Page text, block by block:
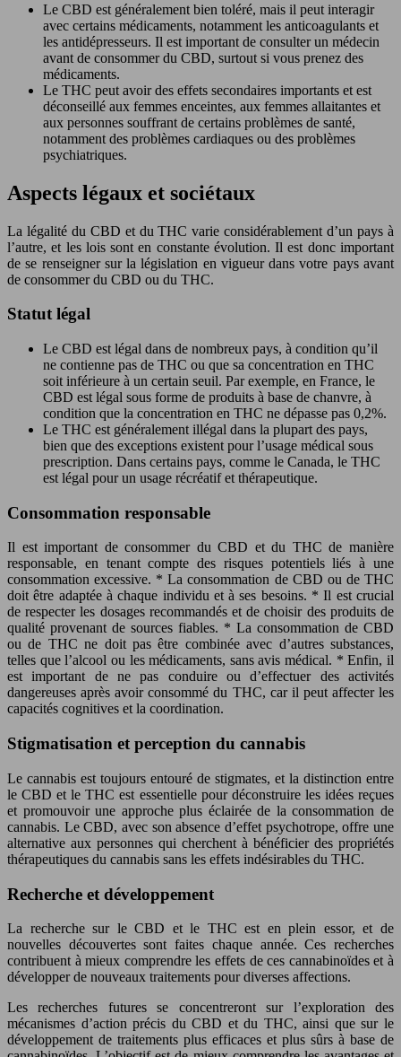
Le CBD est généralement bien toléré, mais il peut interagir
avec certains médicaments, notamment les anticoagulants et
les antidépresseurs. Il est important de consulter un médecin
avant de consommer du CBD, surtout si vous prenez des
médicaments.
Le THC peut avoir des effets secondaires importants et est
déconseillé aux femmes enceintes, aux femmes allaitantes et
aux personnes souffrant de certains problèmes de santé,
notamment des problèmes cardiaques ou des problèmes
psychiatriques.
Aspects légaux et sociétaux
La légalité du CBD et du THC varie considérablement d’un pays à
l’autre, et les lois sont en constante évolution. Il est donc important
de se renseigner sur la législation en vigueur dans votre pays avant
de consommer du CBD ou du THC.
Statut légal
Le CBD est légal dans de nombreux pays, à condition qu’il
ne contienne pas de THC ou que sa concentration en THC
soit inférieure à un certain seuil. Par exemple, en France, le
CBD est légal sous forme de produits à base de chanvre, à
condition que la concentration en THC ne dépasse pas 0,2%.
Le THC est généralement illégal dans la plupart des pays,
bien que des exceptions existent pour l’usage médical sous
prescription. Dans certains pays, comme le Canada, le THC
est légal pour un usage récréatif et thérapeutique.
Consommation responsable
Il est important de consommer du CBD et du THC de manière
responsable, en tenant compte des risques potentiels liés à une
consommation excessive. * La consommation de CBD ou de THC
doit être adaptée à chaque individu et à ses besoins. * Il est crucial
de respecter les dosages recommandés et de choisir des produits de
qualité provenant de sources fiables. * La consommation de CBD
ou de THC ne doit pas être combinée avec d’autres substances,
telles que l’alcool ou les médicaments, sans avis médical. * Enfin, il
est important de ne pas conduire ou d’effectuer des activités
dangereuses après avoir consommé du THC, car il peut affecter les
capacités cognitives et la coordination.
Stigmatisation et perception du cannabis
Le cannabis est toujours entouré de stigmates, et la distinction entre
le CBD et le THC est essentielle pour déconstruire les idées reçues
et promouvoir une approche plus éclairée de la consommation de
cannabis. Le CBD, avec son absence d’effet psychotrope, offre une
alternative aux personnes qui cherchent à bénéficier des propriétés
thérapeutiques du cannabis sans les effets indésirables du THC.
Recherche et développement
La recherche sur le CBD et le THC est en plein essor, et de
nouvelles découvertes sont faites chaque année. Ces recherches
contribuent à mieux comprendre les effets de ces cannabinoïdes et à
développer de nouveaux traitements pour diverses affections.
Les recherches futures se concentreront sur l’exploration des
mécanismes d’action précis du CBD et du THC, ainsi que sur le
développement de traitements plus efficaces et plus sûrs à base de